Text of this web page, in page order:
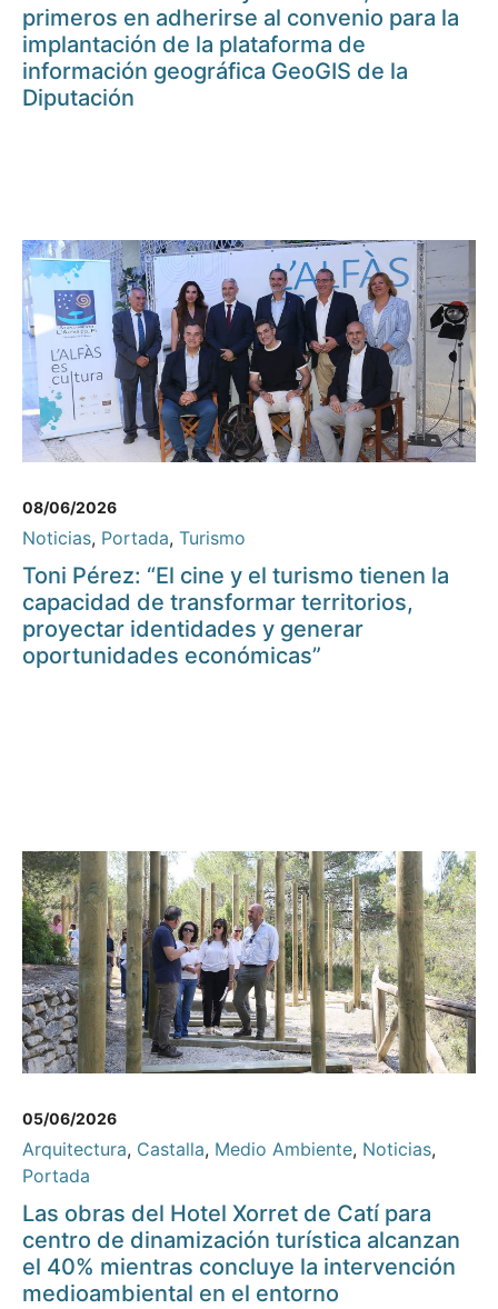
primeros en adherirse al convenio para la
implantación de la plataforma de
información geográfica GeoGIS de la
Diputación
08/06/2026
Noticias, Portada, Turismo
Toni Pérez: “El cine y el turismo tienen la
capacidad de transformar territorios,
proyectar identidades y generar
oportunidades económicas”
05/06/2026
Arquitectura, Castalla, Medio Ambiente, Noticias,
Portada
Las obras del Hotel Xorret de Catí para
centro de dinamización turística alcanzan
el 40% mientras concluye la intervención
medioambiental en el entorno